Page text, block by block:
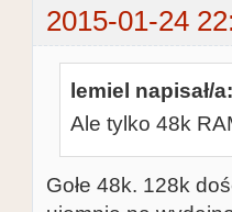
2015-01-24
lemiel napisał/a:
Ale tylko 48k
Gołe 48k. 128k